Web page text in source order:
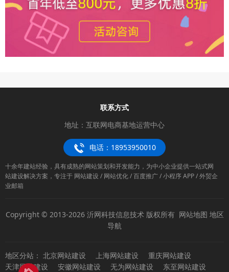
联系方式
地址：互联网电商基地运营中心
电话：18953950010
十余年建站经验，具有成熟的网站策划和开发能力，为中小企业提供一站式网
站建设解决方案，专注于 网站建设 / 网站优化 / 百度推广 / 小程序 APP / 外贸企
业邮箱
Copyright © 2013-2026 沂网科技信息技术 版权所有 网站地图 地区
导航
地区分站： 北京网站建设 上海网站建设
重庆网站建设
天津网站建设
安徽网站建设 无为网站建设 东至网站建设